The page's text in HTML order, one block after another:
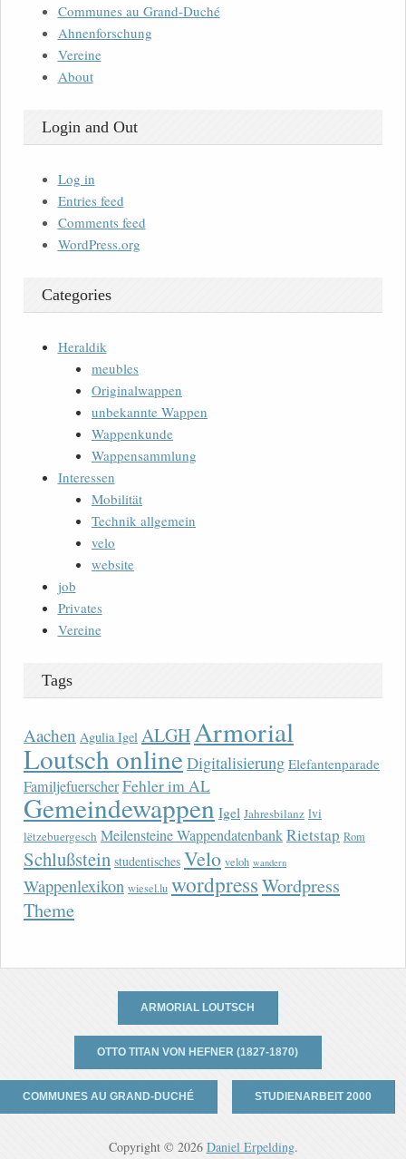
Communes au Grand-Duché
Ahnenforschung
Vereine
About
Login and Out
Log in
Entries feed
Comments feed
WordPress.org
Categories
Heraldik
meubles
Originalwappen
unbekannte Wappen
Wappenkunde
Wappensammlung
Interessen
Mobilität
Technik allgemein
velo
website
job
Privates
Vereine
Tags
Aachen Agulia Igel ALGHArmorial
Loutsch onlineDigitalisierung Elefantenparade
FamiljefuerscherFehler im AL
Gemeindewappen Igel Jahresbilanz lvi
lëtzebuergesch Meilensteine WappendatenbankRietstap Rom
Schlußstein studentisches Velo veloh wandern
Wappenlexikon wiesel.lu wordpressWordpress
Theme
ARMORIAL LOUTSCH
OTTO TITAN VON HEFNER (1827-1870)
COMMUNES AU GRAND-DUCHÉ STUDIENARBEIT 2000
Copyright © 2026 Daniel Erpelding.